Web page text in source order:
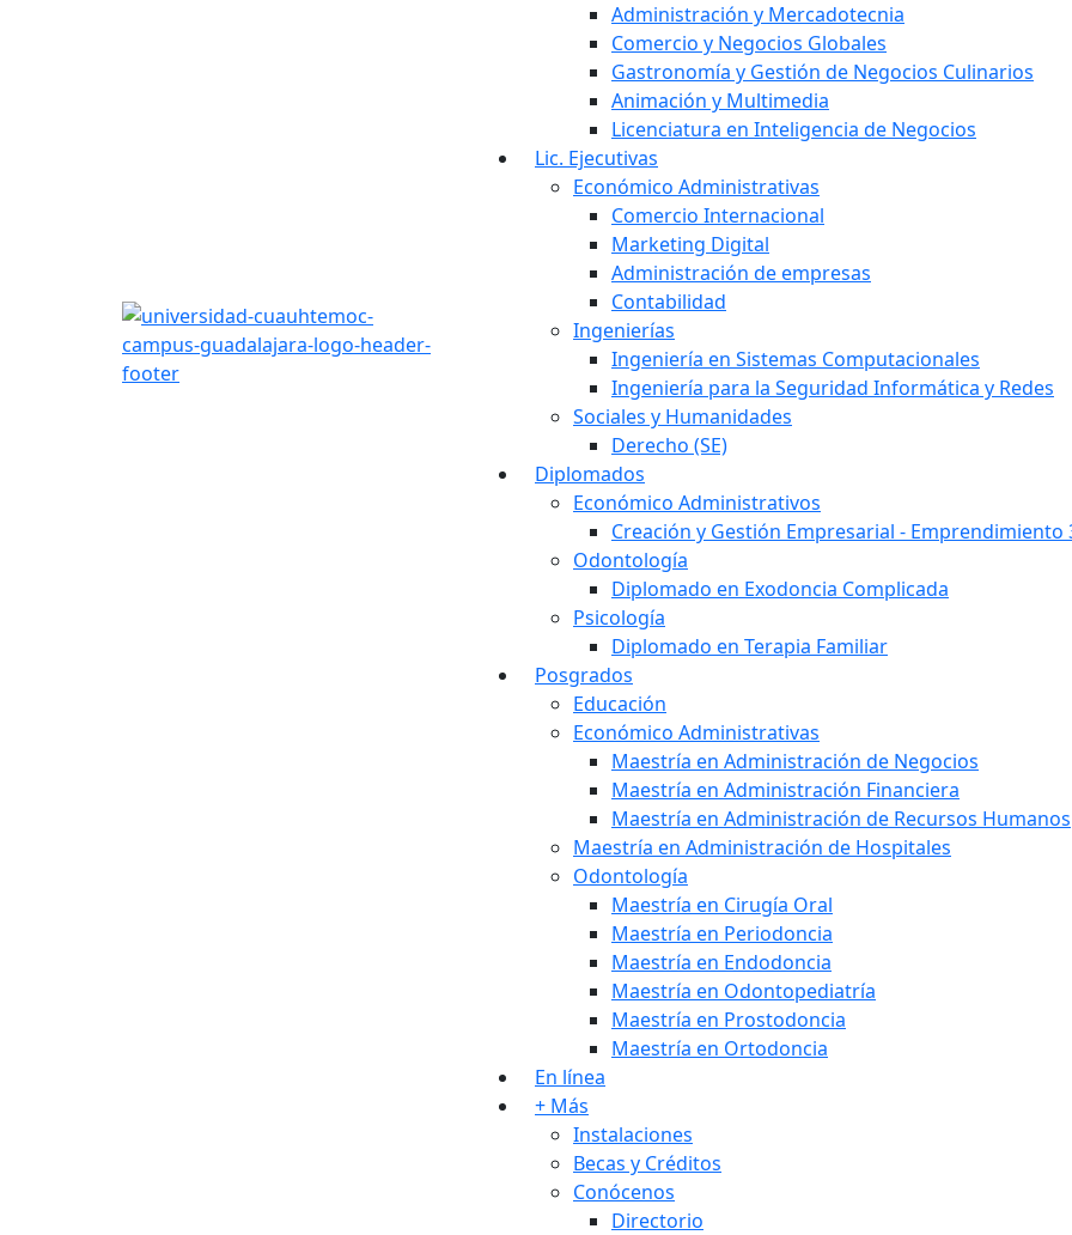
Administración y Mercadotecnia
Comercio y Negocios Globales
Gastronomía y Gestión de Negocios Culinarios
Animación y Multimedia
Licenciatura en Inteligencia de Negocios
Lic. Ejecutivas
Económico Administrativas
Comercio Internacional
Marketing Digital
Administración de empresas
Contabilidad
Ingenierías
Ingeniería en Sistemas Computacionales
Ingeniería para la Seguridad Informática y Redes
Sociales y Humanidades
Derecho (SE)
Diplomados
Económico Administrativos
Creación y Gestión Empresarial - Emprendimiento
Odontología
Diplomado en Exodoncia Complicada
Psicología
Diplomado en Terapia Familiar
Posgrados
Educación
Económico Administrativas
Maestría en Administración de Negocios
Maestría en Administración Financiera
Maestría en Administración de Recursos Humanos
Maestría en Administración de Hospitales
Odontología
Maestría en Cirugía Oral
Maestría en Periodoncia
Maestría en Endodoncia
Maestría en Odontopediatría
Maestría en Prostodoncia
Maestría en Ortodoncia
En línea
+ Más
Instalaciones
Becas y Créditos
Conócenos
Directorio